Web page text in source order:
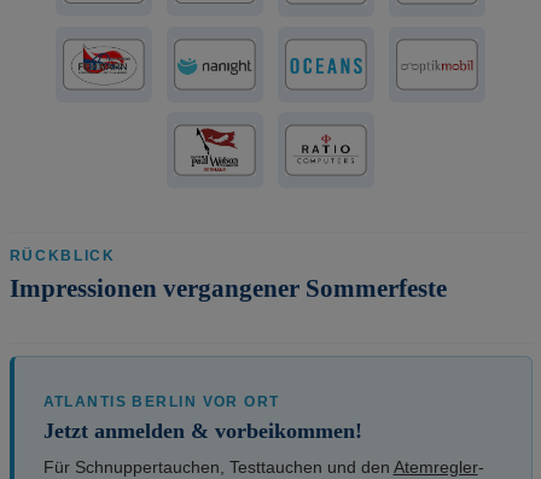
RÜCKBLICK
Impressionen vergangener Sommerfeste
ATLANTIS BERLIN VOR ORT
Jetzt anmelden & vorbeikommen!
Für Schnuppertauchen, Testtauchen und den Atemregler-